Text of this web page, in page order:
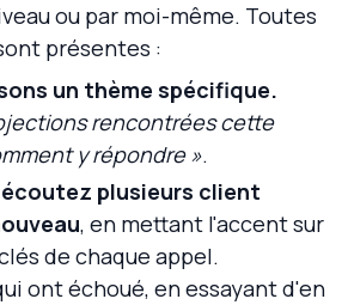
ou par moi-même. Toutes
présentes :
un thème spécifique.
rencontrées cette
y répondre ».
écoutez plusieurs client
, en mettant l'accent sur
de chaque appel.
ont échoué, en essayant d'en